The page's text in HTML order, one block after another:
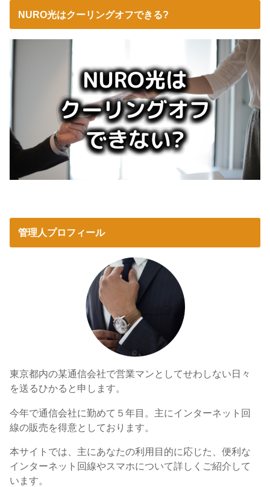
NURO光はクーリングオフできる?
管理人プロフィール
東京都内の某通信会社で営業マンとしてせわしない日々
を送るひかると申します。
今年で通信会社に勤めて５年目。主にインターネット回
線の販売を得意としております。
本サイトでは、主にあなたの利用目的に応じた、便利な
インターネット回線やスマホについて詳しくご紹介して
います。